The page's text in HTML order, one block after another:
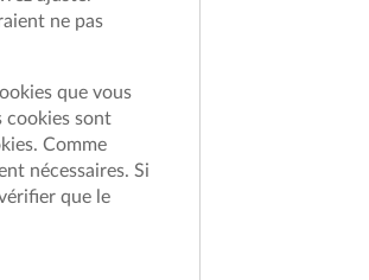
ne pas
que vous
cookies sont
Comme
nécessaires. Si
que le